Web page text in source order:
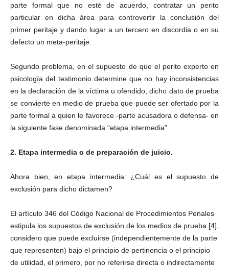
parte formal que no esté de acuerdo, contratar un perito
particular en dicha área para controvertir la conclusión del
primer peritaje y dando lugar a un tercero en discordia o en su
defecto un meta-peritaje.
Segundo problema, en el supuesto de que el perito experto en
psicología del testimonio determine que no hay inconsistencias
en la declaración de la víctima u ofendido, dicho dato de prueba
se convierte en medio de prueba que puede ser ofertado por la
parte formal a quien le favorece -parte acusadora o defensa- en
la siguiente fase denominada “etapa intermedia”.
2. Etapa intermedia o de preparación de juicio.
Ahora bien, en etapa intermedia: ¿Cuál es el supuesto de
exclusión para dicho dictamen?
El artículo 346 del Código Nacional de Procedimientos Penales
estipula los supuestos de exclusión de los medios de prueba [4],
considero que puede excluirse (independientemente de la parte
que representen) bajo el principio de pertinencia o el principio
de utilidad, el primero, por no referirse directa o indirectamente